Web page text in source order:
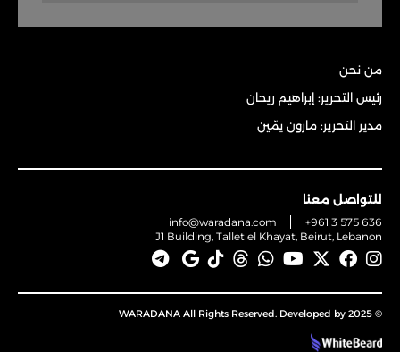
من نحن
رئيس التحرير: إبراهيم ريحان
مدير التحرير: مارون يمّين
للتواصل معنا
info@waradana.com
+961 3 575 636
J1 Building, Tallet el Khayat, Beirut, Lebanon
© 2025 WARADANA All Rights Reserved. Developed by